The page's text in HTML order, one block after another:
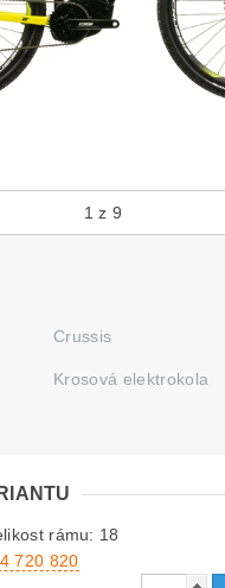
1 z 9
Crussis
Krosová elektrokola
rámu: 18
720 820